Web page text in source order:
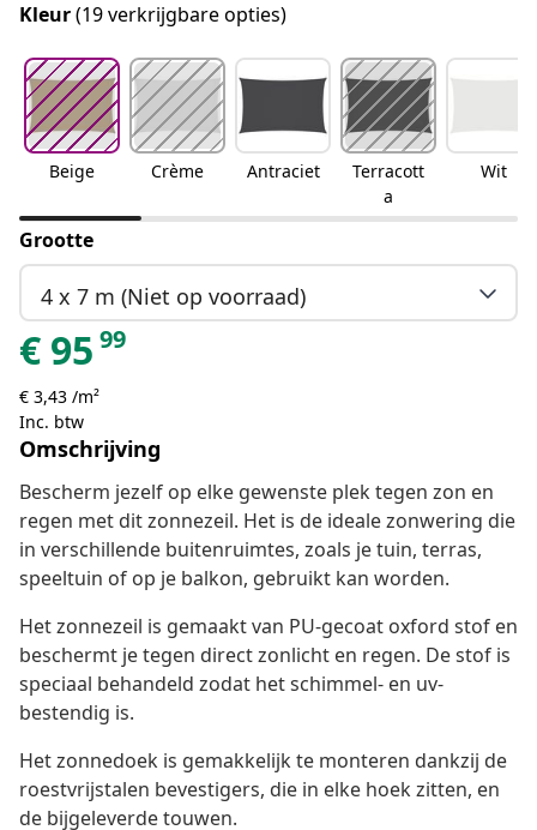
Kleur(19 verkrijgbare opties)
Beige Crème Antraciet
Terracott
a
Wit
Grootte
4 x 7 m (Niet op voorraad)
€ 95 99
€ 3,43 /m²
Inc. btw
Omschrijving
Bescherm jezelf op elke gewenste plek tegen zon en
regen met dit zonnezeil. Het is de ideale zonwering die
in verschillende buitenruimtes, zoals je tuin, terras,
speeltuin of op je balkon, gebruikt kan worden.
Het zonnezeil is gemaakt van PU-gecoat oxford stof en
beschermt je tegen direct zonlicht en regen. De stof is
speciaal behandeld zodat het schimmel- en uv-
bestendig is.
Het zonnedoek is gemakkelijk te monteren dankzij de
roestvrijstalen bevestigers, die in elke hoek zitten, en
de bijgeleverde touwen.